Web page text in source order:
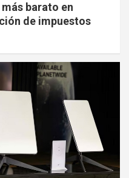
más barato en
de impuestos